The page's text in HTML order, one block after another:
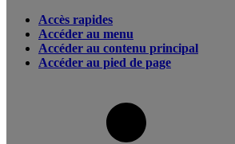
Accès rapides
Accéder au menu
Accéder au contenu principal
Accéder au pied de page